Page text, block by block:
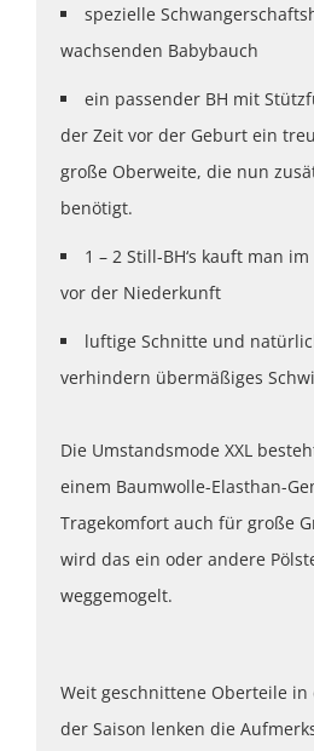
spezielle
wachsenden Babybauch
ein passender BH mit
der Zeit vor der Geburt ein
große Oberweite, die nun
benötigt.
1 – 2 Still-BH‘s kauft man
vor der Niederkunft
luftige Schnitte und
verhindern übermäßiges
Die Umstandsmode XXL
einem Baumwolle-Elasthan-
Tragekomfort auch für große
wird das ein oder andere
weggemogelt.
Weit geschnittene Oberteile
der Saison lenken die